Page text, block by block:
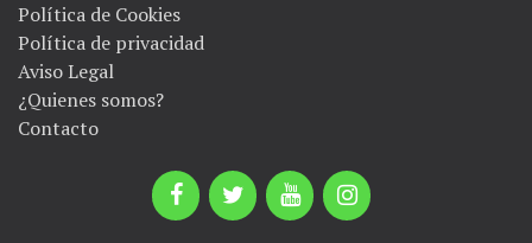
Política de Cookies
Política de privacidad
Aviso Legal
¿Quienes somos?
Contacto